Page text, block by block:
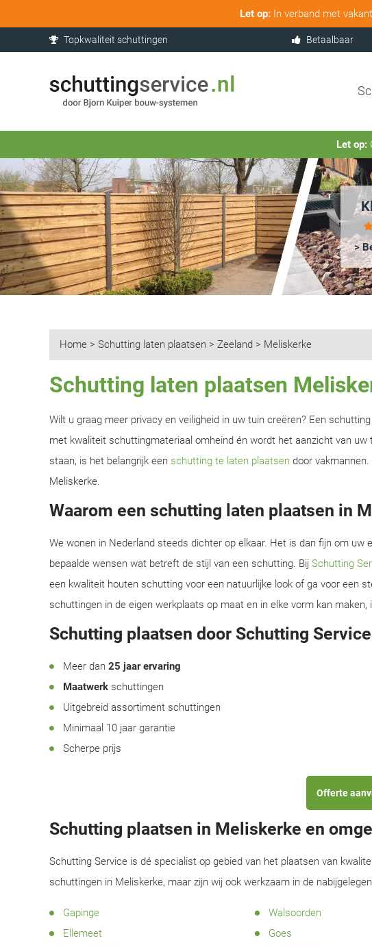
Let op:In verband met
Topkwaliteit schuttingen Betaalbaar
Let op:
>
Home > Schutting laten plaatsen > Zeeland > Meliskerke
Schutting laten plaatsen
Wilt u graag meer privacy en veiligheid in uw tuin creëren? Een
met kwaliteit schuttingmateriaal omheind én wordt het aanzicht van
staan, is het belangrijk een schutting te laten plaatsen door
Meliskerke.
Waarom een schutting laten plaatsen in
We wonen in Nederland steeds dichter op elkaar. Het is dan fijn om
bepaalde wensen wat betreft de stijl van een schutting. Bij Schutting
een kwaliteit houten schutting voor een natuurlijke look of ga voor een
schuttingen in de eigen werkplaats op maat en in elke vorm kan
Schutting plaatsen door Schutting
Meer dan 25 jaar ervaring
Maatwerk schuttingen
Uitgebreid assortiment schuttingen
Minimaal 10 jaar garantie
Scherpe prijs
Offerte
Schutting plaatsen in Meliskerke en
Schutting Service is dé specialist op gebied van het plaatsen van
schuttingen in Meliskerke, maar zijn wij ook werkzaam in de
Gapinge Walsoorden
Ellemeet
Goes